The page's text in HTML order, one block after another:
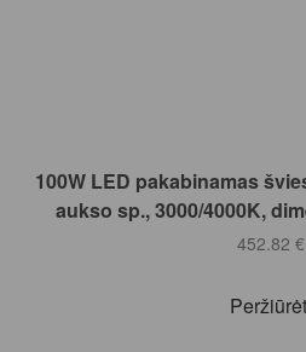
Į
100W LED pakabinamas
aukso sp., 3000/4000K,
452.82 €